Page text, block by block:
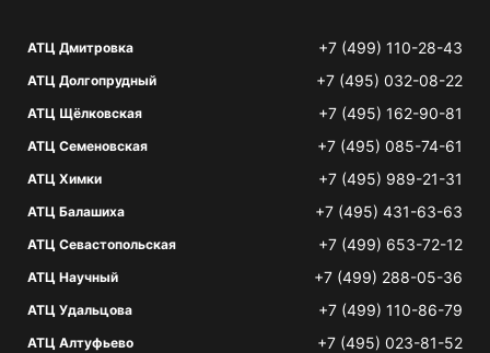
АТЦ Дмитровка +7 (499) 110-28-43
АТЦ Долгопрудный +7 (495) 032-08-22
АТЦ Щёлковская +7 (495) 162-90-81
АТЦ Семеновская +7 (495) 085-74-61
АТЦ Химки +7 (495) 989-21-31
АТЦ Балашиха +7 (495) 431-63-63
АТЦ Севастопольская +7 (499) 653-72-12
АТЦ Научный +7 (499) 288-05-36
АТЦ Удальцова +7 (499) 110-86-79
АТЦ Алтуфьево +7 (495) 023-81-52